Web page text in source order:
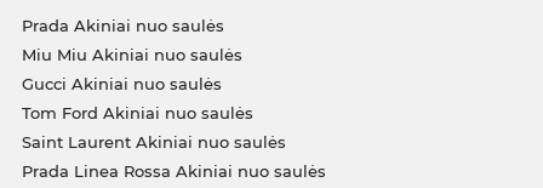
Prada Akiniai nuo saulės
Miu Miu Akiniai nuo saulės
Gucci Akiniai nuo saulės
Tom Ford Akiniai nuo saulės
Saint Laurent Akiniai nuo saulės
Prada Linea Rossa Akiniai nuo saulės